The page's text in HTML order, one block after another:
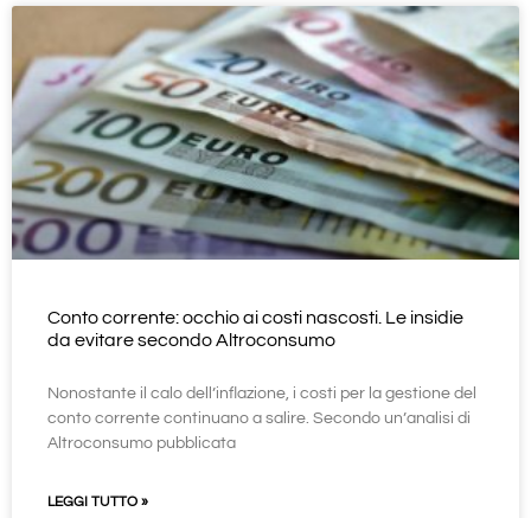
Conto corrente: occhio ai costi nascosti. Le insidie
da evitare secondo Altroconsumo
Nonostante il calo dell’inflazione, i costi per la gestione del
conto corrente continuano a salire. Secondo un’analisi di
Altroconsumo pubblicata
LEGGI TUTTO »